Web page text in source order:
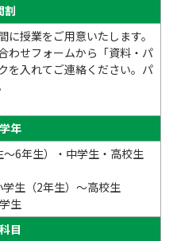
割
授業をご用意いたします。
わせフォームから「資料・パ
を入れてご連絡ください。パ
年
6年生）・中学生・高校生
生（2年生）～高校生
生
目